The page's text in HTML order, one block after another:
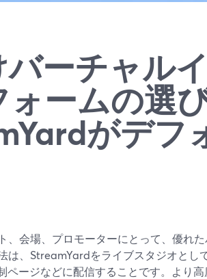
ーチャル
ォームの選
がデフ
、会場、プロモーターにとって、優れ
は、StreamYardをライブスタジオとし
ページなどに配信することです。より